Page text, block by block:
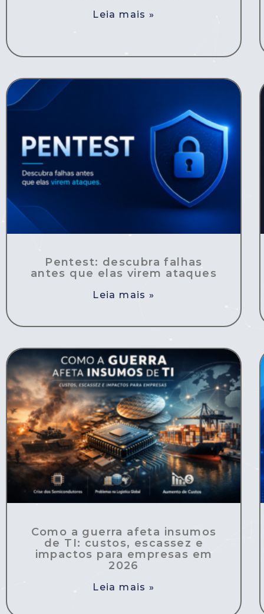
Leia mais »
Pentest: descubra falhas
antes que elas virem ataques
Leia mais »
Como a guerra afeta insumos
de TI: custos, escassez e
impactos para empresas em
2026
Leia mais »